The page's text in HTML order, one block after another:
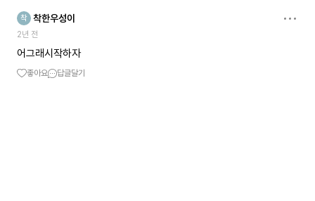
착 착한우성이
2년 전
어그래시작하자
좋아요 답글달기